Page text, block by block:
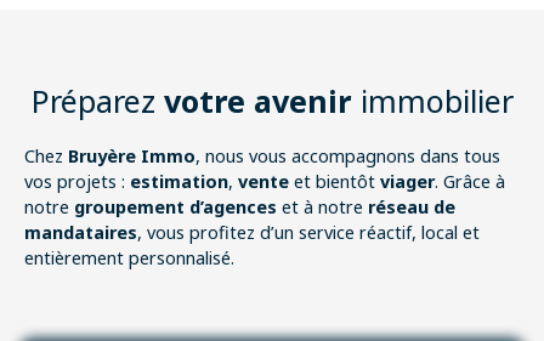
Préparez votre avenirimmobilier
Chez Bruyère Immo, nous vous accompagnons dans tous
vos projets : estimation, vente et bientôt viager. Grâce à
notre groupement d’agences et à notre réseau de
mandataires, vous profitez d’un service réactif, local et
entièrement personnalisé.